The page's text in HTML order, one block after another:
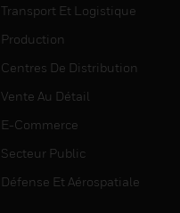
Transport Et Logistique
Production
Centres De Distribution
Vente Au Détail
E-Commerce
Secteur Public
Défense Et Aérospatiale